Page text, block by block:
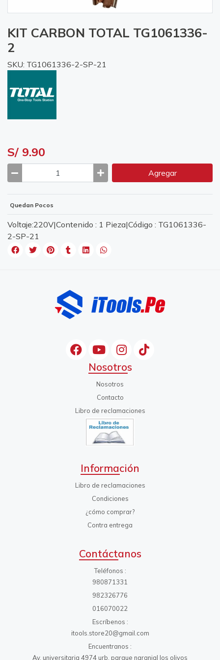
KIT CARBON TOTAL TG1061336-
2
SKU: TG1061336-2-SP-21
S/ 9.90
Agregar
Quedan Pocos
Voltaje:220V|Contenido : 1 Pieza|Código : TG1061336-
2-SP-21
Nosotros
Nosotros
Contacto
Libro de reclamaciones
Información
Libro de reclamaciones
Condiciones
¿cómo comprar?
Contra entrega
Contáctanos
Teléfonos
980871331
982326776
016070022
Escríbenos
itools.store20@gmail.com
Encuentranos
Av. universitaria 4974 urb. parque naranjal los olivos